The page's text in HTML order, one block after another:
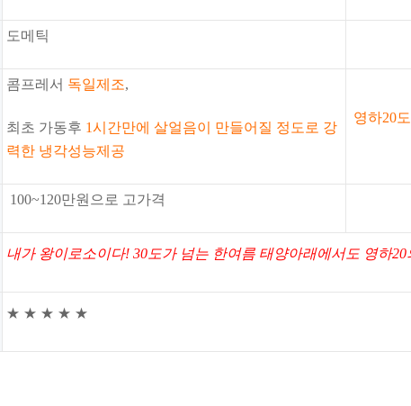
도메틱
콤프레서 독일제조,
최초 가동후 1시간만에 살얼음이 만들어질 정도로 강
력한 냉각성능제공
영하20
100~120만원으로 고가격
내가 왕이로소이다! 30도가 넘는 한여름 태양아래에서도 영하
★ ★ ★ ★ ★